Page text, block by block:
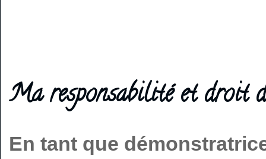
Ma responsabilité et droit
En tant que